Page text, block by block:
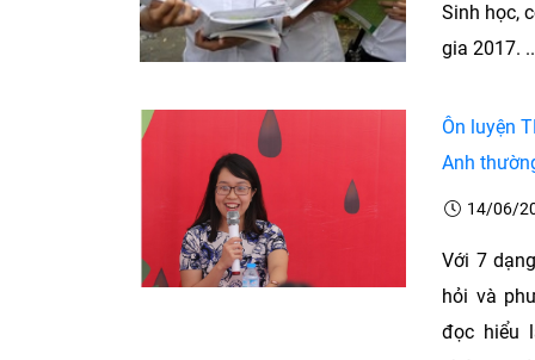
Sinh học,
gia 2017.
Ôn luyện
Anh
14/06/
Với 7
hỏi và
đọc hiểu